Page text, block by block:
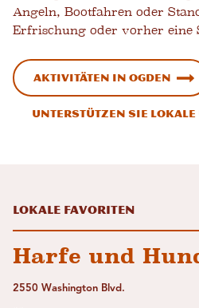
Angeln, Bootfahren oder
Erfrischung oder vorher eine
Aktivitäten in Ogden
Unterstützen Sie lokale
Lokale Favoriten
Harfe und
2550 Washington Blvd.